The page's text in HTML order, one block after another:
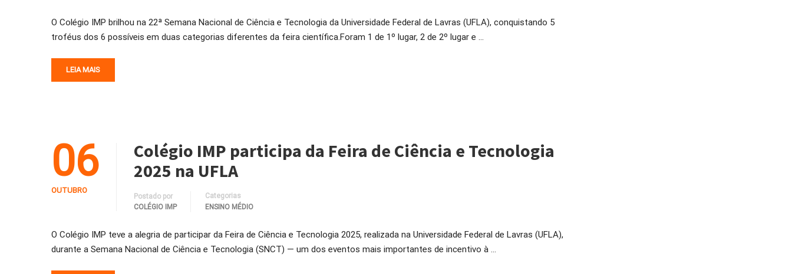
O Colégio IMP brilhou na 22ª Semana Nacional de Ciência e Tecnologia da Universidade Federal de Lavras (UFLA), conquistando 5
troféus dos 6 possíveis em duas categorias diferentes da feira científica.Foram 1 de 1º lugar, 2 de 2º lugar e …
LEIA MAIS
06
OUTUBRO
Colégio IMP participa da Feira de Ciência e Tecnologia
2025 na UFLA
Postado por
COLÉGIO IMP
Categorias
ENSINO MÉDIO
O Colégio IMP teve a alegria de participar da Feira de Ciência e Tecnologia 2025, realizada na Universidade Federal de Lavras (UFLA),
durante a Semana Nacional de Ciência e Tecnologia (SNCT) — um dos eventos mais importantes de incentivo à …